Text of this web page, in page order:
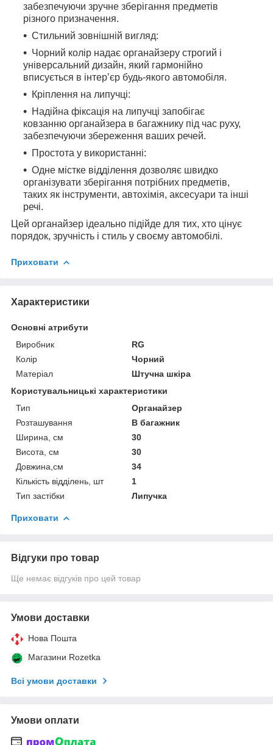
забезпечуючи зручне зберігання предметів
різного призначення.
Стильний зовнішній вигляд:
Чорний колір надає органайзеру строгий і
універсальний дизайн, який гармонійно
вписується в інтер’єр будь-якого автомобіля.
Кріплення на липучці:
Надійна фіксація на липучці запобігає
ковзанню органайзера в багажнику під час руху,
забезпечуючи збереження ваших речей.
Простота у використанні:
Одне містке відділення дозволяє швидко
організувати зберігання потрібних предметів,
таких як інструменти, автохімія, аксесуари та інші
речі.
Цей органайзер ідеально підійде для тих, хто цінує
порядок, зручність і стиль у своєму автомобілі.
Приховати
Характеристики
Основні атрибути
Виробник
RG
Колір
Чорний
Матеріал
Штучна шкіра
Користувальницькі характеристики
Тип
Органайзер
Розташування
В багажник
Ширина, см
30
Висота, см
30
Довжина,см
34
Кількість відділень, шт
1
Тип застібки
Липучка
Приховати
Відгуки про товар
Ще немає відгуків про цей товар
Умови доставки
Нова Пошта
Магазини Rozetka
Всі умови доставки
Умови оплати